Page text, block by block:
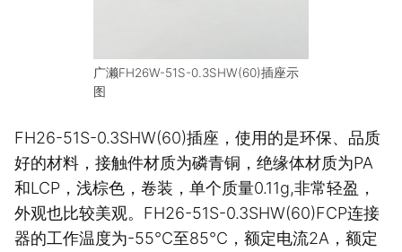
广濑FH26W-51S-0.3SHW(60)插座示
图
FH26-51S-0.3SHW(60)插座，使用的是环保、品质
好的材料，接触件材质为磷青铜，绝缘体材质为PA
和LCP，浅棕色，卷装，单个质量0.11g,非常轻盈，
外观也比较美观。FH26-51S-0.3SHW(60)FCP连接
器的工作温度为-55℃至85℃，额定电流2A，额定